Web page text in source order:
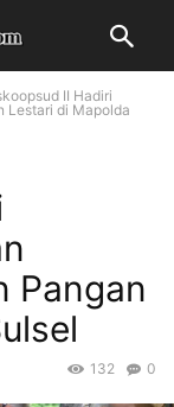
II Hadiri
Lestari di Mapolda
Pangan
0
132